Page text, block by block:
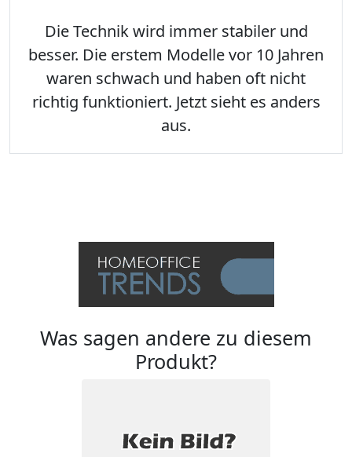
Die Technik wird immer stabiler und
besser. Die erstem Modelle vor 10 Jahren
waren schwach und haben oft nicht
richtig funktioniert. Jetzt sieht es anders
aus.
Was sagen andere zu diesem
Produkt?